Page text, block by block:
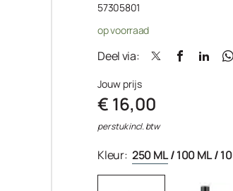
57305801
op voorraad
Deel via:
Jouw prijs
€ 16,00
per stuk incl. btw
Kleur: 250 ML/100 ML/